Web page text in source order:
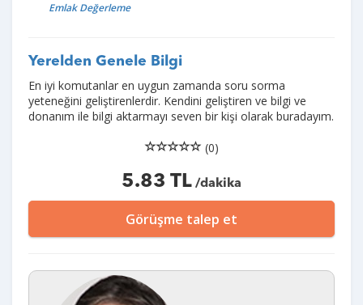
Emlak Değerleme
Yerelden Genele Bilgi
En iyi komutanlar en uygun zamanda soru sorma
yeteneğini geliştirenlerdir. Kendini geliştiren ve bilgi ve
donanım ile bilgi aktarmayı seven bir kişi olarak buradayım.
(0)
5.83 TL /dakika
Görüşme talep et